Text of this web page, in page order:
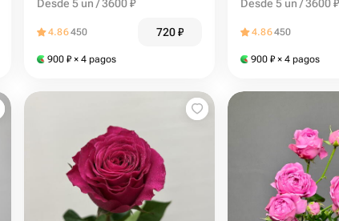
Desde 5 un / 3600 ₽
4.86450 720₽
900 ₽ × 4 pagos
Desde 5 un / 3600 ₽
4.86450
900 ₽ × 4 pagos